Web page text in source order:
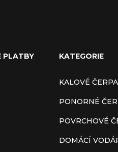
PLATBY KATEGORIE
KALOVÉ
PONORNÉ
POVRCHOVÉ
DOMÁCÍ